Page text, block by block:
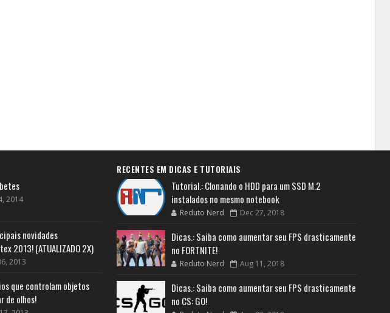
2014
novidades
2013! (ATUALIZADO 2X)
2013
que controlam objetos
de olhos!
RECENTES EM DICAS E TUTORIAIS
Tutorial.: Clonando o HDD para um SSD M.2
instalados no mesmo notebook
Reduto Nerd Dec 27, 2018
Dicas.: Saiba como aumentar seu FPS drasticamente
no FORTNITE!
Reduto Nerd Aug 11, 2018
Dicas.: Saiba como aumentar seu FPS drasticamente
no CS: GO!